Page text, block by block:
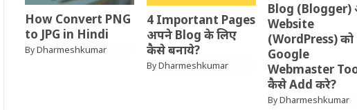
How Convert PNG
to JPG in Hindi
ByDharmeshkumar
4 Important Pages
अपने Blog के लिए
कैसे बनाये?
ByDharmeshkumar
Blog
Website
(WordPress) को
Google
Webmaster
कैसे Add करे?
ByDharmeshkumar